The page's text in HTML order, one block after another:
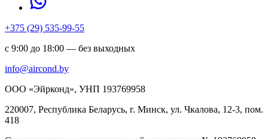
+375 (29) 535-99-55
с 9:00 до 18:00 — без выходных
info@aircond.by
ООО «Эйрконд», УНП 193769958
220007, Республика Беларусь, г. Минск, ул. Чкалова, 12-3, пом.
418